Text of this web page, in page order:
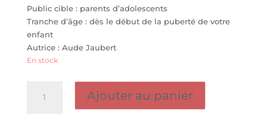
Public cible : parents d’adolescents
Tranche d’âge : dès le début de la puberté de votre
enfant
Autrice : Aude Jaubert
En stock
Ajouter au panier